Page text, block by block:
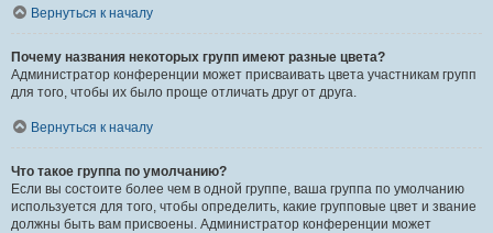
Вернуться к началу
Почему названия некоторых групп имеют разные цвета?
Администратор конференции может присваивать цвета участникам групп
для того, чтобы их было проще отличать друг от друга.
Вернуться к началу
Что такое группа по умолчанию?
Если вы состоите более чем в одной группе, ваша группа по умолчанию
используется для того, чтобы определить, какие групповые цвет и звание
должны быть вам присвоены. Администратор конференции может